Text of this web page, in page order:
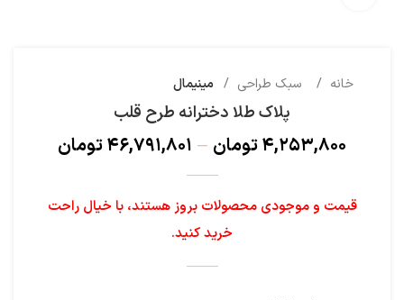
خانه سبک طراحی مینیمال
پلاک طلا دخترانه طرح قلب
۴,۲۵۳,۸۰۰ تومان – ۴۶,۷۹۱,۸۰۱ تومان
قیمت و موجودی محصولات بروز هستند، با خیال راحت
خرید کنید.